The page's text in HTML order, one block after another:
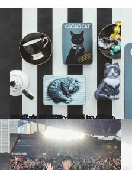
2023.1.23
猫好き垂涎のかわいいスイーツ缶3選 おいしくて、宝モノにもなる 見つけたら即買い推奨の缶勢揃い！
グルメ